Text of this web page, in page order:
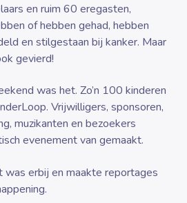
en ruim 60 eregasten,
of hebben gehad, hebben
en stilgestaan bij kanker. Maar
gevierd!
was het. Zo’n 100 kinderen
Vrijwilligers, sponsoren,
muzikanten en bezoekers
evenement van gemaakt.
was erbij en maakte reportages